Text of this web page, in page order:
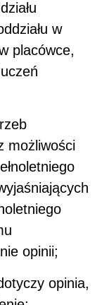
w
placówce,
możliwości
opinii;
opinia,